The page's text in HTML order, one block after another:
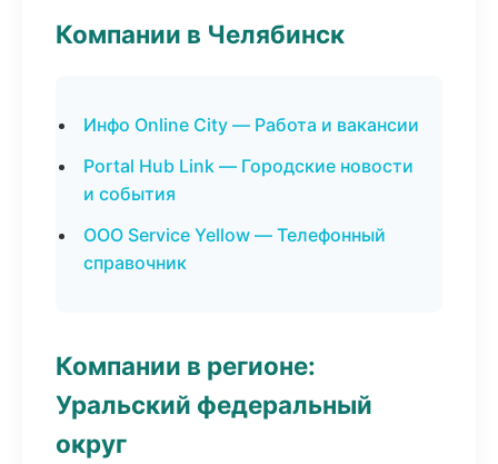
Компании в Челябинск
Инфо Online City — Работа и вакансии
Portal Hub Link — Городские новости
и события
ООО Service Yellow — Телефонный
справочник
Компании в регионе:
Уральский федеральный
округ